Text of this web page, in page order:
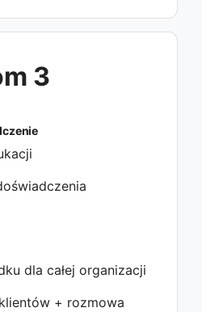
3
dla całej organizacji
+ rozmowa